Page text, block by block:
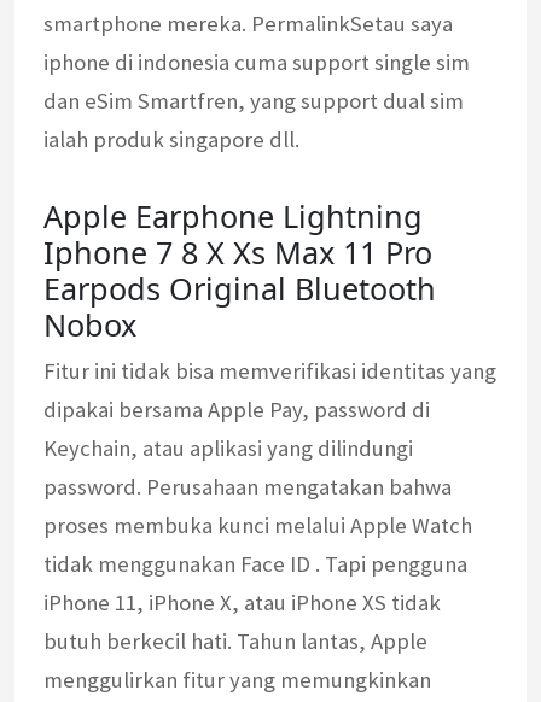
smartphone mereka. PermalinkSetau saya
iphone di indonesia cuma support single sim
dan eSim Smartfren, yang support dual sim
ialah produk singapore dll.
Apple Earphone Lightning
Iphone 7 8 X Xs Max 11 Pro
Earpods Original Bluetooth
Nobox
Fitur ini tidak bisa memverifikasi identitas yang
dipakai bersama Apple Pay, password di
Keychain, atau aplikasi yang dilindungi
password. Perusahaan mengatakan bahwa
proses membuka kunci melalui Apple Watch
tidak menggunakan Face ID . Tapi pengguna
iPhone 11, iPhone X, atau iPhone XS tidak
butuh berkecil hati. Tahun lantas, Apple
menggulirkan fitur yang memungkinkan